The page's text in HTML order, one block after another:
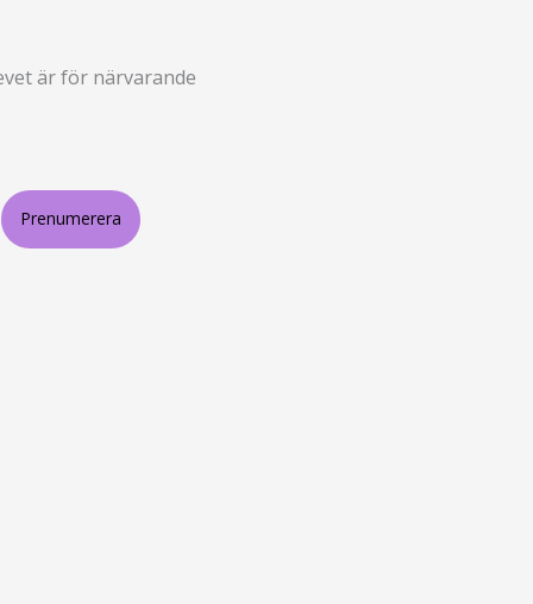
är för närvarande
Prenumerera